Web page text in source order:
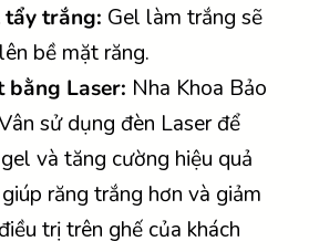
trắng: Gel làm trắng sẽ
bề mặt răng.
bằng Laser: Nha Khoa Bảo
sử dụng đèn Laser để
và tăng cường hiệu quả
răng trắng hơn và giảm
trị trên ghế của khách